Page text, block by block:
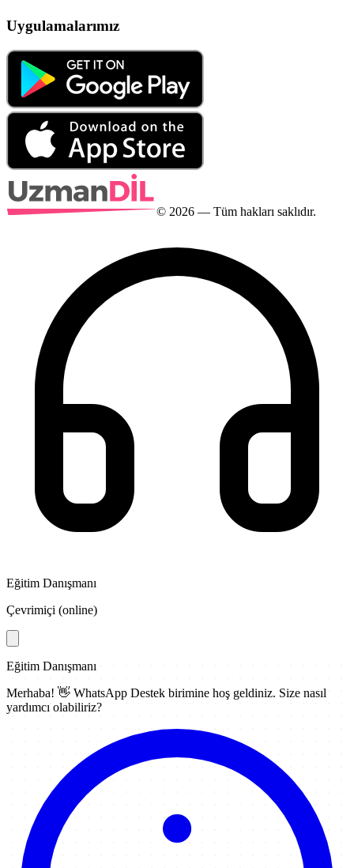
Uygulamalarımız
© 2026 — Tüm hakları saklıdır.
Eğitim Danışmanı
Çevrimiçi (online)
Eğitim Danışmanı
Merhaba! 👋 WhatsApp Destek birimine hoş geldiniz. Size nasıl
yardımcı olabiliriz?